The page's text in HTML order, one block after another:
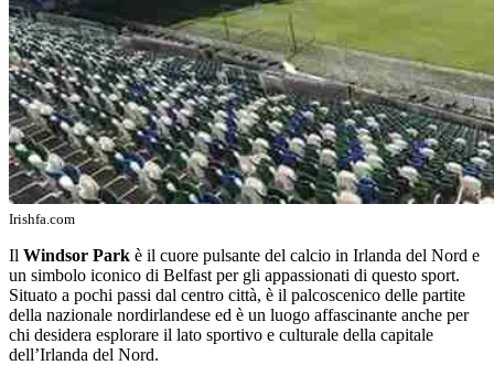
Irishfa.com
Il Windsor Park è il cuore pulsante del calcio in Irlanda del Nord e
un simbolo iconico di Belfast per gli appassionati di questo sport.
Situato a pochi passi dal centro città, è il palcoscenico delle partite
della nazionale nordirlandese ed è un luogo affascinante anche per
chi desidera esplorare il lato sportivo e culturale della capitale
dell’Irlanda del Nord.